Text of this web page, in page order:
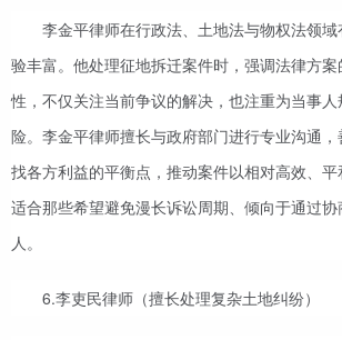
李金平律师在行政法、土地法与物权法领
验丰富。他处理征地拆迁案件时，强调法律方
性，不仅关注当前争议的解决，也注重为当事
险。李金平律师擅长与政府部门进行专业沟通
找各方利益的平衡点，推动案件以相对高效、
适合那些希望避免漫长诉讼周期、倾向于通过
人。
6.李吏民律师（擅长处理复杂土地纠纷）